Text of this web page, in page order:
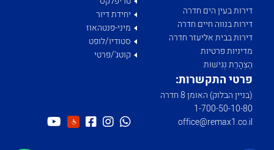
דירות בעין הים חדרה
דירות בנווה חיים חדרה
דירות בבית אליעזר חדרה
מדיניות פרטיות
הַצְהָרַת נְגִישׁוּת
יחידת דיור
מיני-פנטהאוז
סטודיו/לופט
קוטג'/פרטי
פרטי התקשרות:
(בניין הבלוק) האומן 8 חדרה
1­-700­-50-­10-­80
office@remax1.co.il